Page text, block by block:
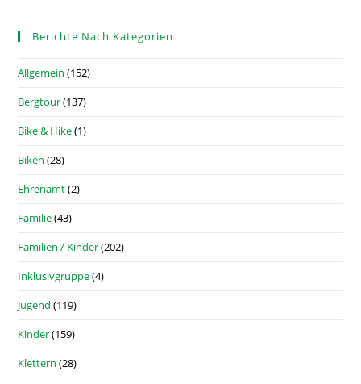
Berichte Nach Kategorien
Allgemein (152)
Bergtour(137)
Bike & Hike(1)
Biken (28)
Ehrenamt(2)
Familie(43)
Familien / Kinder(202)
Inklusivgruppe(4)
Jugend (119)
Kinder(159)
Klettern (28)